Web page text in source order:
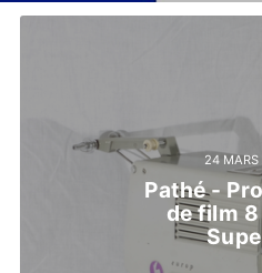
24
Pathé -
de film